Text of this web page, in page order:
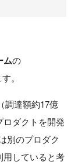
ムの
。
調達額約17億
ダクトを開発
別のプロダク
用していると考